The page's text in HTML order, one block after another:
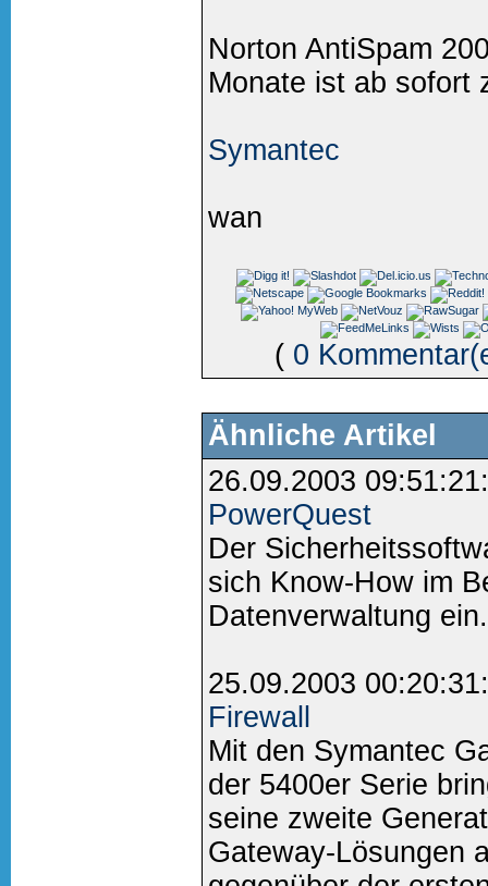
Norton AntiSpam
Monate ist ab sofort
Symantec
wan
( 0
Ähnliche Artikel
26.09.2003
PowerQuest
Der
sich Know-How im
Datenverwaltung
25.09.2003
Firewall
Mit den Symantec
der 5400er Serie
seine zweite
Gateway-Lösungen